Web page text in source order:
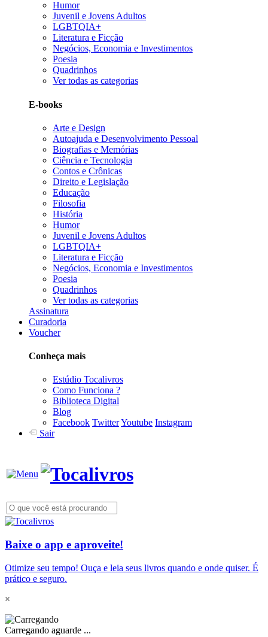
Humor
Juvenil e Jovens Adultos
LGBTQIA+
Literatura e Ficção
Negócios, Economia e Investimentos
Poesia
Quadrinhos
Ver todas as categorias
E-books
Arte e Design
Autoajuda e Desenvolvimento Pessoal
Biografias e Memórias
Ciência e Tecnologia
Contos e Crônicas
Direito e Legislação
Educação
Filosofia
História
Humor
Juvenil e Jovens Adultos
LGBTQIA+
Literatura e Ficção
Negócios, Economia e Investimentos
Poesia
Quadrinhos
Ver todas as categorias
Assinatura
Curadoria
Voucher
Conheça mais
Estúdio Tocalivros
Como Funciona ?
Biblioteca Digital
Blog
Facebook TwitterYoutube Instagram
Sair
Baixe o app e aproveite!
Otimize seu tempo! Ouça e leia seus livros quando e onde quiser. É
prático e seguro.
×
Carregando aguarde ...